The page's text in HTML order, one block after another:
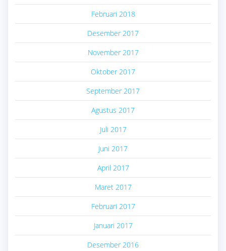
Februari 2018
Desember 2017
November 2017
Oktober 2017
September 2017
Agustus 2017
Juli 2017
Juni 2017
April 2017
Maret 2017
Februari 2017
Januari 2017
Desember 2016